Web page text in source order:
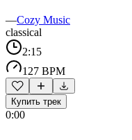
—Cozy Music
classical
2:15
127 BPM
Купить трек
0:00